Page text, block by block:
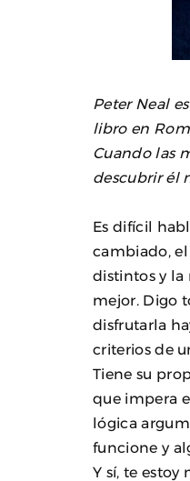
Peter Neal
libro en
Cuando las
descubrir él
Es difícil
cambiado,
distintos y la
mejor. Digo
disfrutarla
criterios de
Tiene su
que impera
lógica
funcione y
Y sí, te estoy